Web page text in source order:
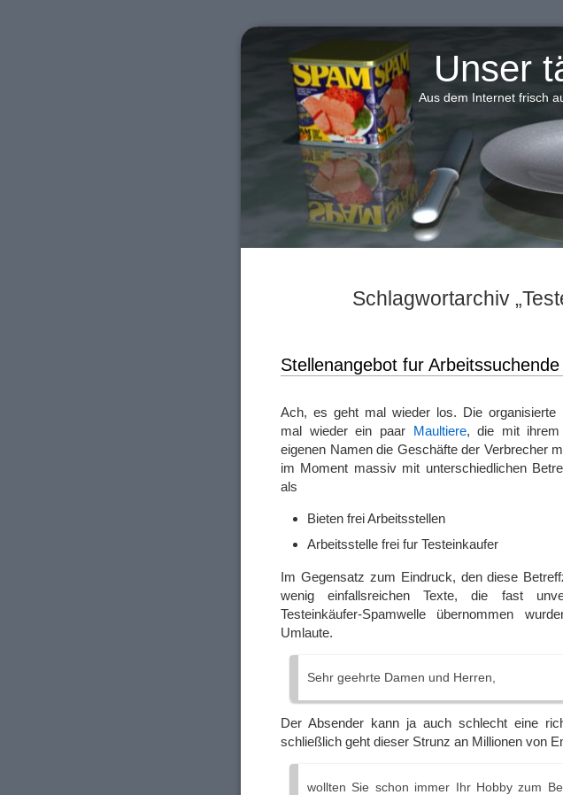
Unser
Aus dem Internet frisch
Schlagwortarchiv
Stellenangebot fur Arbeitssuchende
Ach, es geht mal wieder los. Die organisierte
mal wieder ein paar Maultiere, die mit ihrem
eigenen Namen die Geschäfte der Verbrecher
im Moment massiv mit unterschiedlichen
als
Bieten frei Arbeitsstellen
Arbeitsstelle frei fur Testeinkaufer
Im Gegensatz zum Eindruck, den diese
wenig einfallsreichen Texte, die fast
Testeinkäufer-Spamwelle übernommen
Umlaute.
Sehr geehrte Damen und Herren,
Der Absender kann ja auch schlecht eine
schließlich geht dieser Strunz an Millionen von
wollten Sie schon immer Ihr Hobby zum